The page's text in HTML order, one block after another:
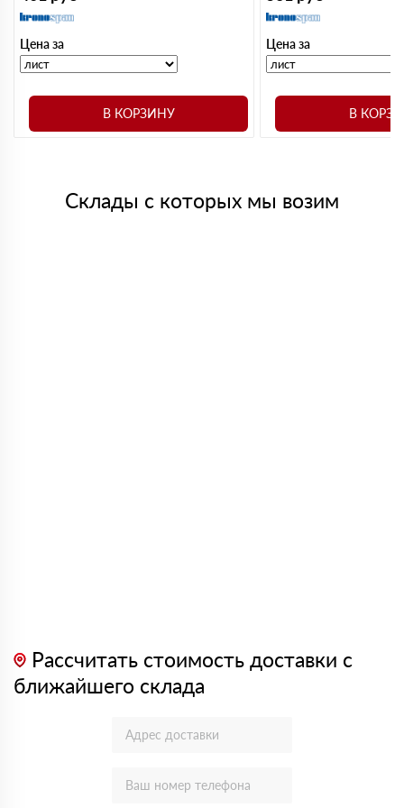
Цена за
В КОРЗИНУ
Цена за
В
Склады с которых мы возим
Рассчитать стоимость доставки с
ближайшего склада